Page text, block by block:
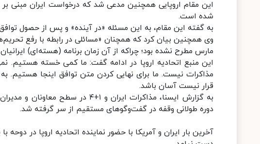
این مقام اروپایی همچنین مدعی شد که درخواست ایران مبنی
شده است.
به گفته این مقام، به این مسئله «در آینده» و پس از حصول
وی همچنین بیان کرد که همچنان «مسائلی در رابطه با رفع
مارس مطرح نشده بود؛ چراکه از آن زمان برنامه (هسته‌ای)
این منبع اتحادیه اروپا در ادامه گفت: ما کمی خسته هستیم.
مذاکرات نیست. ما برای نهایی کردن متن توافق اینجا هستیم.
قرار نیست آسان باشد.
به گزارش ایسنا، مذاکرات ایران و
دوره طولانی وقفه در گفت‌وگوهای مستقیم از سر گرفته شد.
آخرین بار ایران و آمریکا با حضور نماینده اتحادیه اروپا در